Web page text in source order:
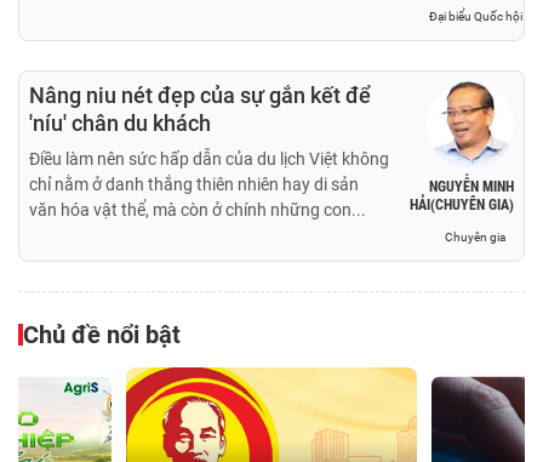
Đại biểu Quốc hội
NGUYỄN MINH
HẢI(CHUYÊN GIA)
Chuyên gia
Nâng niu nét đẹp của sự gắn kết để
'níu' chân du khách
Điều làm nên sức hấp dẫn của du lịch Việt không
chỉ nằm ở danh thắng thiên nhiên hay di sản
văn hóa vật thể, mà còn ở chính những con...
Chủ đề nổi bật